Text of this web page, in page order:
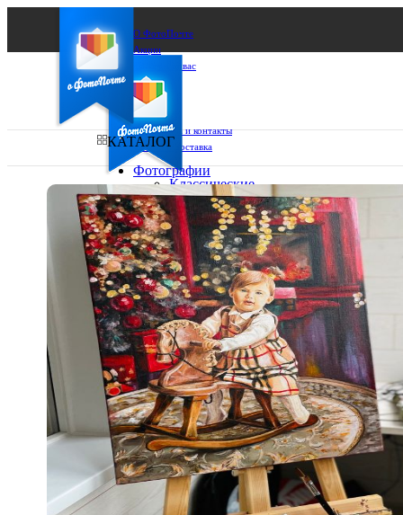
О ФотоПочте
Акции
Сделаем за вас
Бизнесу
FAQ
Франшиза
Поддержка и контакты
Оплата и доставка
Ваш город:
Ваш регион доставки
Выберите из списка:
КАТАЛОГ
Фотографии
Классические
фото
10х10
10х15
13х18
15х15
15х20
20х20
20х30
30х30
30х40
А4
Фото
в
рамке
10х10
10×15
13×18
15×15
15×20
20×20